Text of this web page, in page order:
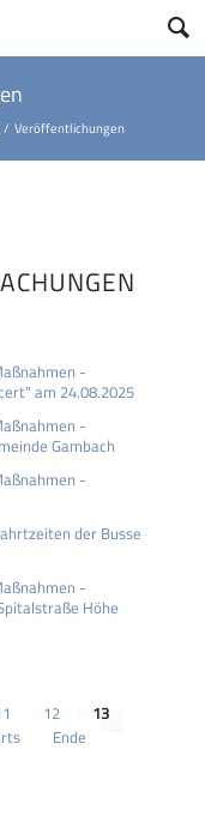
Veröffentlichungen
-
am 24.08.2025
-
Gambach
-
der Busse
-
Höhe
12
13
Ende